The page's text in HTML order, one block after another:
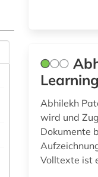
Learning
Abhilekh
wird und
Dokumente
Volltexte ist